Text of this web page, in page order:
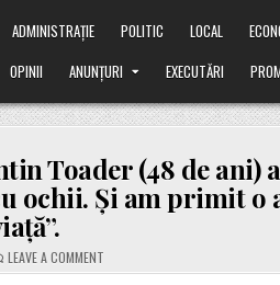
ADMINISTRAȚIE POLITIC LOCAL
OPINII ANUNȚURI EXECUTĂRI
Toader (48 de ani) a
ochii. Și am primit o
LEAVE A COMMENTON
CONSILIERUL